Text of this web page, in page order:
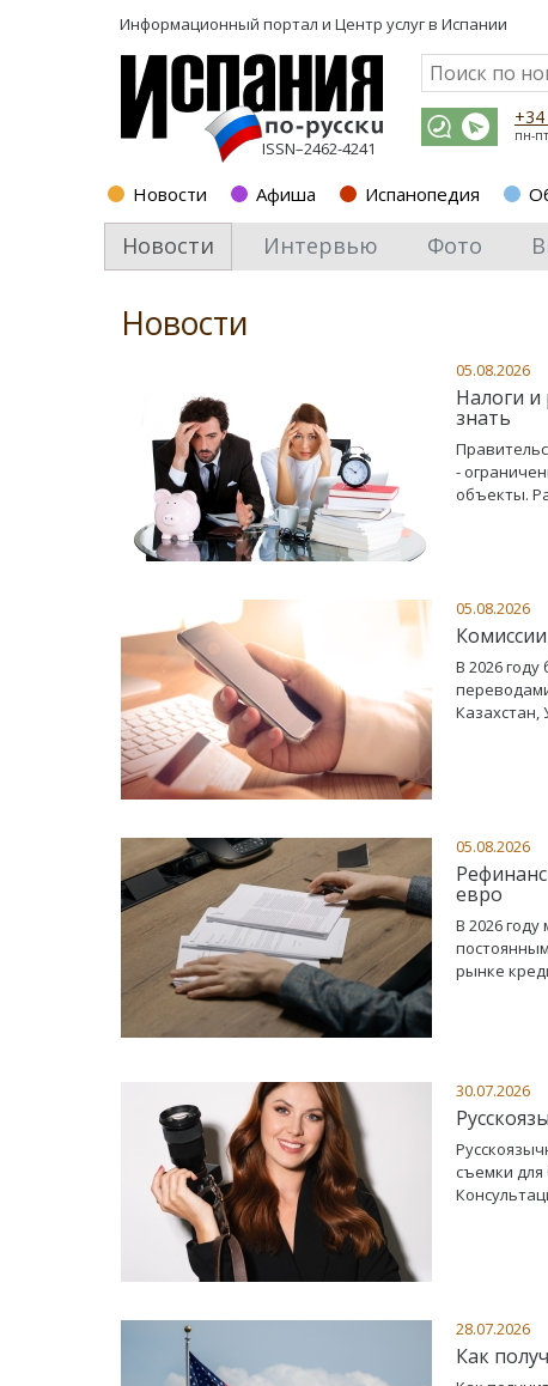
Информационный портал и Центр услуг в Испании
ISSN–2462-4241
пн-
Новости Афиша Испанопедия
Новости Интервью Фото
Новости
05.08.2026
Налоги
знать
-
объекты.
05.08.2026
В 2026
Казахстан,
05.08.2026
евро
В 2026
рынке
30.07.2026
съемки для
28.07.2026
Как